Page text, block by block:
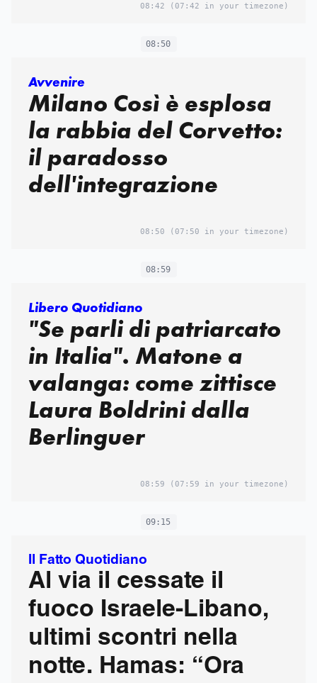
08:42 (07:42 in your timezone)
08:50
Avvenire
Milano Così è esplosa
la rabbia del Corvetto:
il paradosso
dell'integrazione
08:50 (07:50 in your timezone)
08:59
Libero Quotidiano
"Se parli di patriarcato
in Italia". Matone a
valanga: come zittisce
Laura Boldrini dalla
Berlinguer
08:59 (07:59 in your timezone)
09:15
Il Fatto Quotidiano
Al via il cessate il
fuoco Israele-Libano,
ultimi scontri nella
notte. Hamas: “Ora